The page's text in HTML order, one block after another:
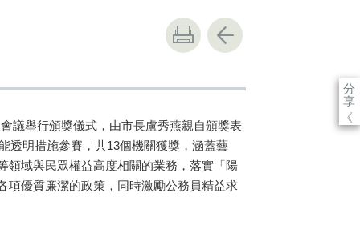
分
享
《
議舉行頒獎儀式，由市長盧秀燕親自頒獎表
透明措施參賽，共13個機關獲獎，涵蓋藝
領域與民眾權益高度相關的業務，落實「陽
項優質廉潔的政策，同時激勵公務員精益求